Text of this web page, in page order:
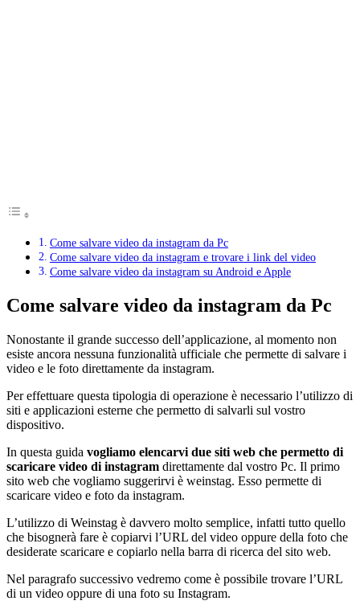
Come salvare video da instagram da Pc
Come salvare video da instagram e trovare i link del video
Come salvare video da instagram su Android e Apple
Come salvare video da instagram da Pc
Nonostante il grande successo dell’applicazione, al momento non
esiste ancora nessuna funzionalità ufficiale che permette di salvare i
video e le foto direttamente da instagram.
Per effettuare questa tipologia di operazione è necessario l’utilizzo di
siti e applicazioni esterne che permetto di salvarli sul vostro
dispositivo.
In questa guida vogliamo elencarvi due siti web che permetto di
scaricare video di instagram direttamente dal vostro Pc. Il primo
sito web che vogliamo suggerirvi è weinstag. Esso permette di
scaricare video e foto da instagram.
L’utilizzo di Weinstag è davvero molto semplice, infatti tutto quello
che bisognerà fare è copiarvi l’URL del video oppure della foto che
desiderate scaricare e copiarlo nella barra di ricerca del sito web.
Nel paragrafo successivo vedremo come è possibile trovare l’URL
di un video oppure di una foto su Instagram.